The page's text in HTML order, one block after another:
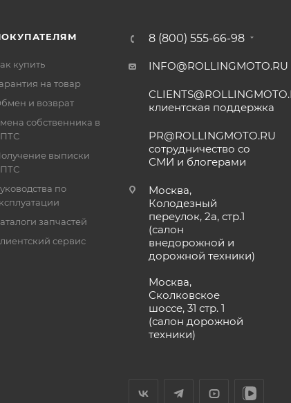
купить
на товар
и возврат
собственника в
выписки
по
запчастей
сервис
8 (800) 555-66-98
INFO@ROLLINGMOTO.RU
клиентская поддержка
PR@ROLLINGMOTO.RU
сотрудничество со
СМИ и блогерами
Москва,
Колодезный
переулок, 2а, стр.1
(салон
внедорожной и
дорожной техники)
Москва,
Сколковское
шоссе, 31 стр. 1
(салон дорожной
техники)